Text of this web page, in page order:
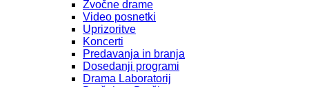
Zvočne drame
Video posnetki
Uprizoritve
Koncerti
Predavanja in branja
Dosedanji programi
Drama Laboratorij